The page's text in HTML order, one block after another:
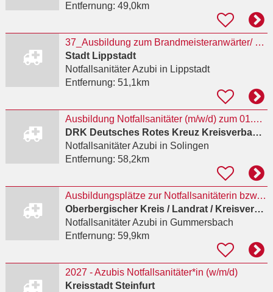
Entfernung: 49,0km
37_Ausbildung zum Brandmeisteranwärter/ zur Brandmeisteranwärterin (m/w/d) 2027 für
Stadt Lippstadt
Notfallsanitäter Azubi in Lippstadt
Entfernung: 51,1km
Ausbildung Notfallsanitäter (m/w/d) zum 01.03.2027
DRK Deutsches Rotes Kreuz Kreisverband Solingen e. V.
Notfallsanitäter Azubi in Solingen
Entfernung: 58,2km
Ausbildungsplätze zur Notfallsanitäterin bzw. zum Notfallsanitäter (m/w/d) zum 01.10.2027
Oberbergischer Kreis / Landrat / Kreisverwaltung
Notfallsanitäter Azubi in Gummersbach
Entfernung: 59,9km
2027 - Azubis Notfallsanitäter*in (w/m/d)
Kreisstadt Steinfurt